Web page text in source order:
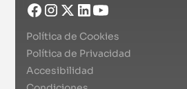
Política de Cookies
Política de Privacidad
Accesibilidad